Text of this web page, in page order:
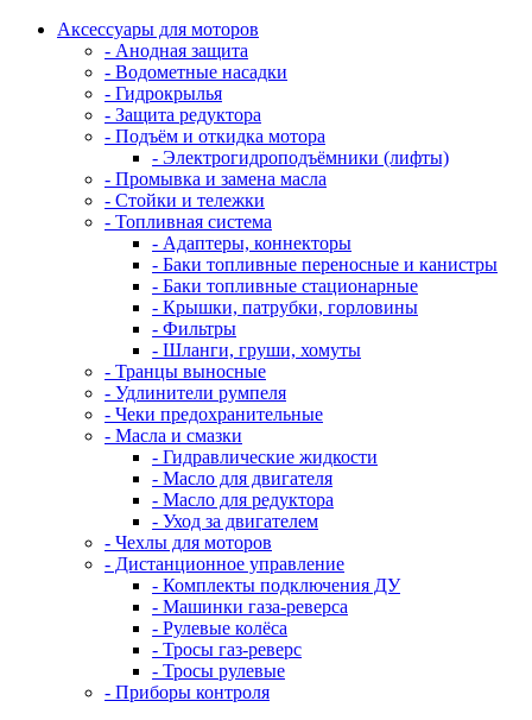
Аксессуары для моторов
- Анодная защита
- Водометные насадки
- Гидрокрылья
- Защита редуктора
- Подъём и откидка мотора
- Электрогидроподъёмники (лифты)
- Промывка и замена масла
- Стойки и тележки
- Топливная система
- Адаптеры, коннекторы
- Баки топливные переносные и канистры
- Баки топливные стационарные
- Крышки, патрубки, горловины
- Фильтры
- Шланги, груши, хомуты
- Транцы выносные
- Удлинители румпеля
- Чеки предохранительные
- Масла и смазки
- Гидравлические жидкости
- Масло для двигателя
- Масло для редуктора
- Уход за двигателем
- Чехлы для моторов
- Дистанционное управление
- Комплекты подключения ДУ
- Машинки газа-реверса
- Рулевые колёса
- Тросы газ-реверс
- Тросы рулевые
- Приборы контроля